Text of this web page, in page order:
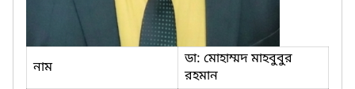
নাম
ডা: মোহাম্মদ মাহবুবুর
রহমান